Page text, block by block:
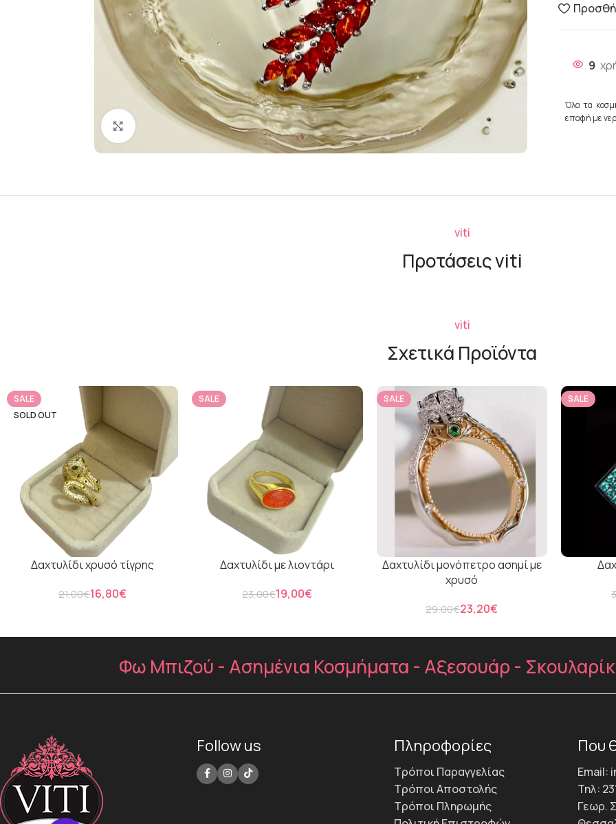
Click to enlarge
9
Όλα τα
επαφή με
viti
Προτάσεις viti
viti
Σχετικά Προϊόντα
SALE
SOLD OUT
Δαχτυλίδι χρυσό τίγρης
21,00€16,80€
SALE
Δαχτυλίδι με λιοντάρι
23,00€19,00€
SALE
Δαχτυλίδι μονόπετρο ασημί με
χρυσό
29,00€23,20€
SALE
Φω Μπιζού - Ασημένια Κοσμήματα - Αξεσουάρ -
Follow us Πληροφορίες
Τρόποι Παραγγελίας
Τρόποι Αποστολής
Τρόποι Πληρωμής
Που
Email:
Τηλ:
Γεωρ.